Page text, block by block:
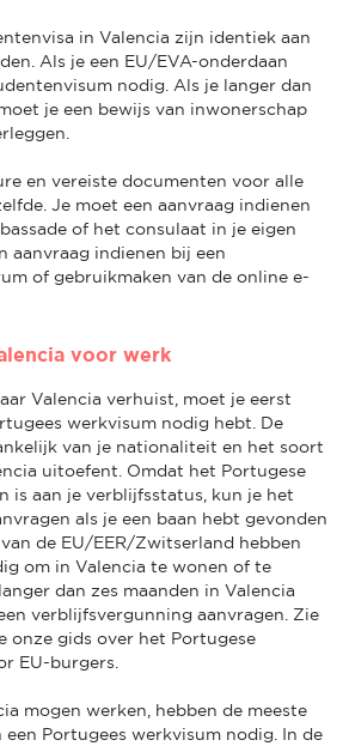
in Valencia zijn identiek aan
Als je een EU/EVA-onderdaan
nodig. Als je langer dan
je een bewijs van inwonerschap
en vereiste documenten voor alle
Je moet een aanvraag indienen
of het consulaat in je eigen
aanvraag indienen bij een
of gebruikmaken van de online e-
voor werk
Valencia verhuist, moet je eerst
werkvisum nodig hebt. De
van je nationaliteit en het soort
uitoefent. Omdat het Portugese
is aan je verblijfsstatus, kun je het
als je een baan hebt gevonden
de EU/EER/Zwitserland hebben
om in Valencia te wonen of te
dan zes maanden in Valencia
verblijfsvergunning aanvragen. Zie
onze gids over het Portugese
EU-burgers.
mogen werken, hebben de meeste
Portugees werkvisum nodig. In de